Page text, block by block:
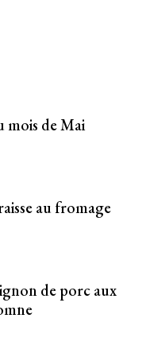
mois de Mai
au fromage
de porc aux